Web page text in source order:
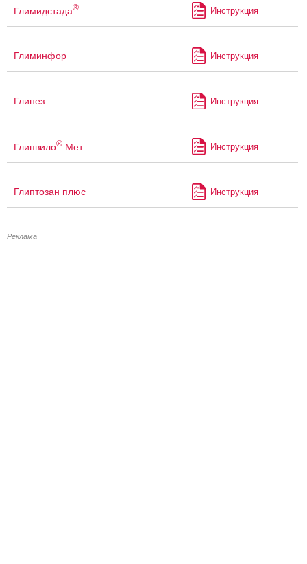
Глимидстада® Инструкция
Глиминфор Инструкция
Глинез Инструкция
Глипвило® Мет Инструкция
Глиптозан плюс Инструкция
Реклама